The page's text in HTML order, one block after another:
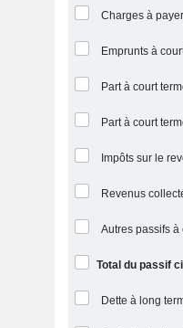
Charges à
Emprunts à
Impôts sur le
Autres passifs à
Total du passif
Dette à long